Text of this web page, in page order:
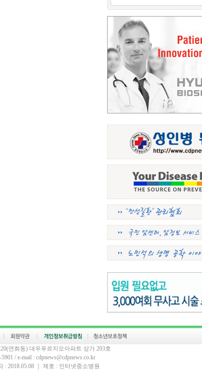
연희동) 대우푸르지오아파트 상가 203호
/ e-mail : cdpnews@cdpnews.co.kr
: 2018.05.08 ｜ 제호 : 인터넷중소병원